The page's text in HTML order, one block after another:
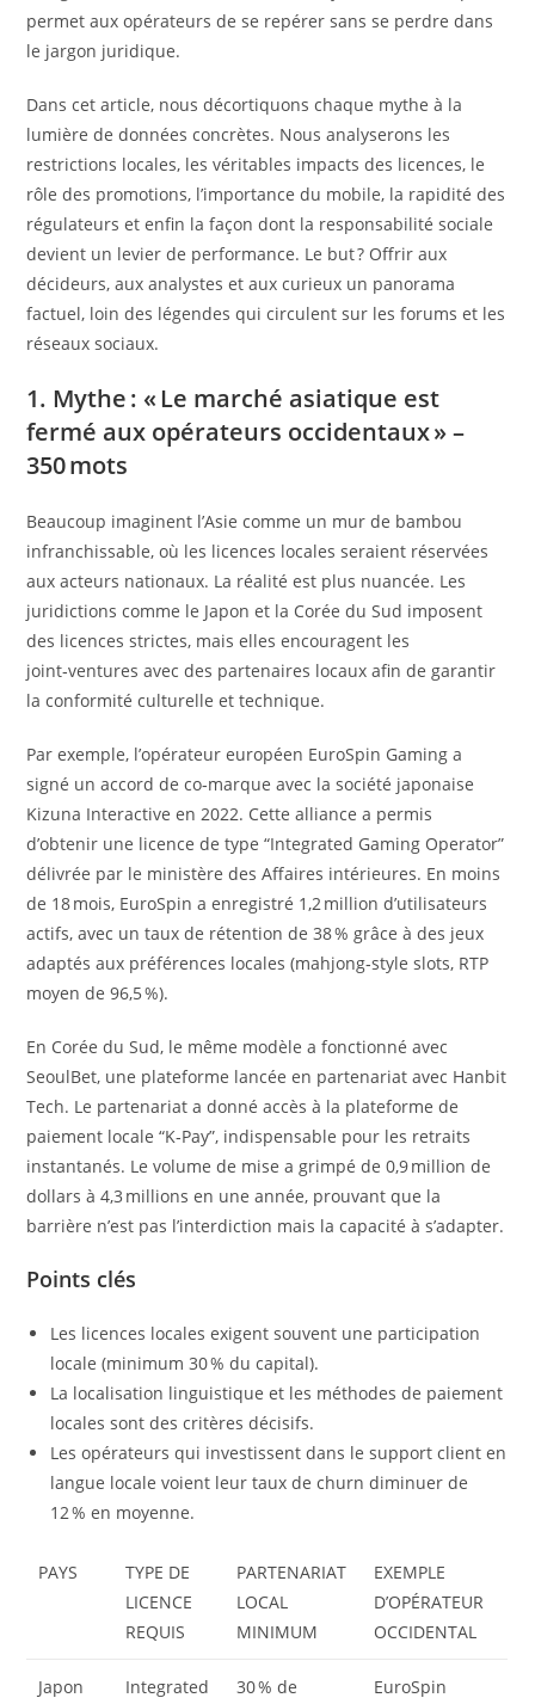
permet aux opérateurs de se repérer sans se perdre dans
le jargon juridique.
Dans cet article, nous décortiquons chaque mythe à la
lumière de données concrètes. Nous analyserons les
restrictions locales, les véritables impacts des licences, le
rôle des promotions, l’importance du mobile, la rapidité des
régulateurs et enfin la façon dont la responsabilité sociale
devient un levier de performance. Le but ? Offrir aux
décideurs, aux analystes et aux curieux un panorama
factuel, loin des légendes qui circulent sur les forums et les
réseaux sociaux.
1. Mythe : « Le marché asiatique est
fermé aux opérateurs occidentaux » –
350 mots
Beaucoup imaginent l’Asie comme un mur de bambou
infranchissable, où les licences locales seraient réservées
aux acteurs nationaux. La réalité est plus nuancée. Les
juridictions comme le Japon et la Corée du Sud imposent
des licences strictes, mais elles encouragent les
joint‑ventures avec des partenaires locaux afin de garantir
la conformité culturelle et technique.
Par exemple, l’opérateur européen EuroSpin Gaming a
signé un accord de co‑marque avec la société japonaise
Kizuna Interactive en 2022. Cette alliance a permis
d’obtenir une licence de type “Integrated Gaming Operator”
délivrée par le ministère des Affaires intérieures. En moins
de 18 mois, EuroSpin a enregistré 1,2 million d’utilisateurs
actifs, avec un taux de rétention de 38 % grâce à des jeux
adaptés aux préférences locales (mahjong‑style slots, RTP
moyen de 96,5 %).
En Corée du Sud, le même modèle a fonctionné avec
SeoulBet, une plateforme lancée en partenariat avec Hanbit
Tech. Le partenariat a donné accès à la plateforme de
paiement locale “K‑Pay”, indispensable pour les retraits
instantanés. Le volume de mise a grimpé de 0,9 million de
dollars à 4,3 millions en une année, prouvant que la
barrière n’est pas l’interdiction mais la capacité à s’adapter.
Points clés
Les licences locales exigent souvent une participation
locale (minimum 30 % du capital).
La localisation linguistique et les méthodes de paiement
locales sont des critères décisifs.
Les opérateurs qui investissent dans le support client en
langue locale voient leur taux de churn diminuer de
12 % en moyenne.
PAYS
TYPE DE
LICENCE
REQUIS
PARTENARIAT
LOCAL
MINIMUM
EXEMPLE
D’OPÉRATEUR
OCCIDENTAL
Japon
Integrated
30 % de
EuroSpin